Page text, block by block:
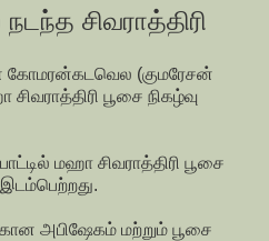
சிவராத்திரி
கோமரன்கடவெல (குமரேசன்
பூசை நிகழ்வு
மஹா சிவராத்திரி பூசை
அபிஷேகம் மற்றும் பூசை